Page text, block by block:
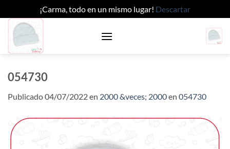
¡Carma, todo en un mismo lugar! Descartar
Saltar
contenido
054730
Publicado04/07/2022en 2000 &veces; 2000en 054730